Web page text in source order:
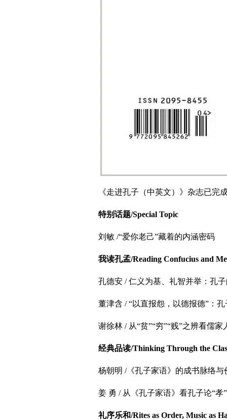
《走进孔子（中英文）》杂志已完
特别话题/Special Topic
刘敏 /“爱你老己”藏着的内涵密码
我读孔孟/Reading Confucius and
孔德安 / 仁义为基、礼智并举：孔
董津含 / “以直报怨，以德报德”：
谢徐林 / 从“贫”“穷”“贱”之辨看儒家
经典品读/Thinking Through the
杨朝明 /《孔子家语》的成书脉络
姜 勇 / 从《孔子家语》看孔子论“孝”
礼序乐和/Rites as Order, Music as